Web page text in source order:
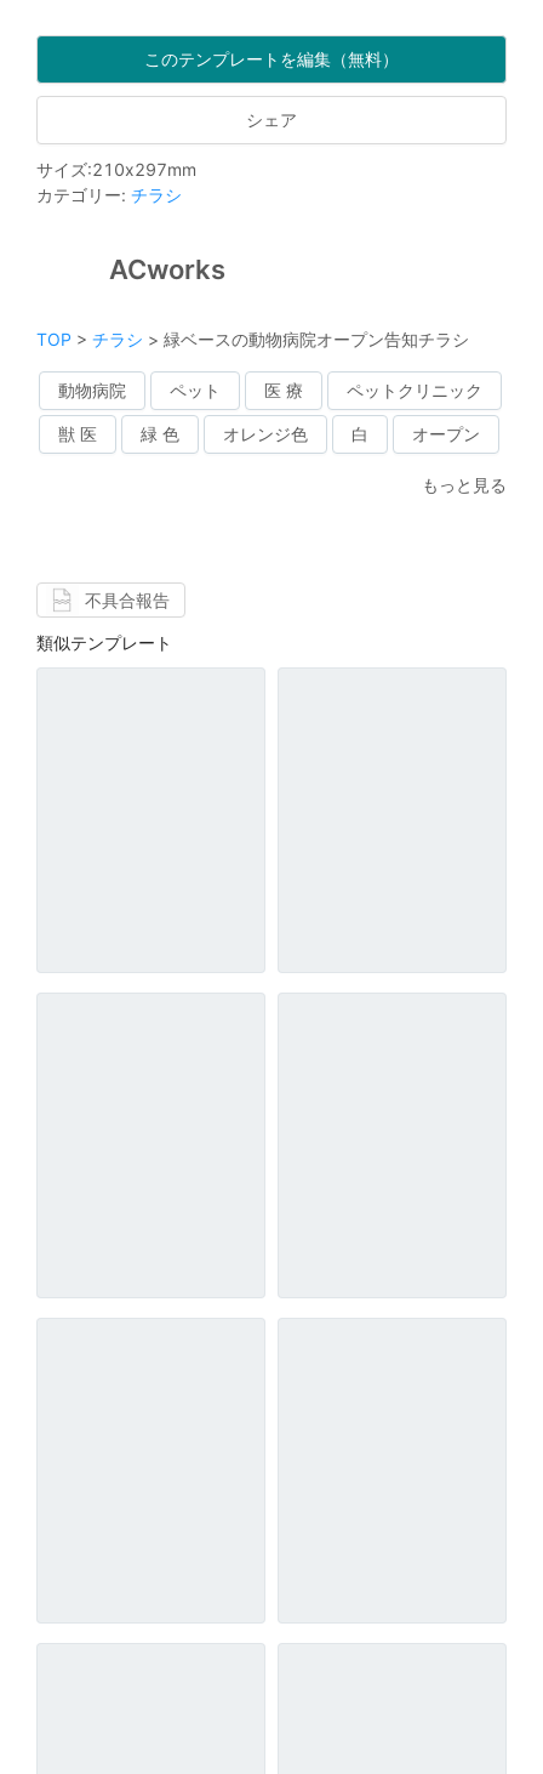
このテンプレートを編集（無料）
シェア
サイズ:210x297mm
カテゴリー: チラシ
ACworks
TOP > チラシ > 緑ベースの動物病院オープン告知チラシ
動物病院 ペット 医 療 ペットクリニック
獣 医 緑 色 オレンジ色 白 オープン
もっと見る
不具合報告
類似テンプレート